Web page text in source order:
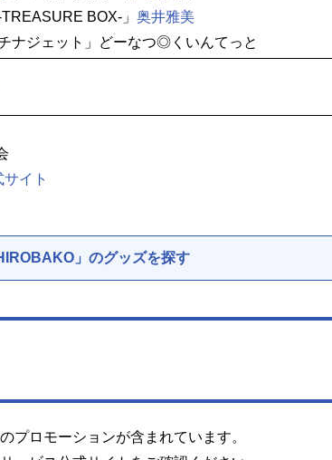
BOX-」 奥井雅美
ナジェット」どーなつ◎くいんてっと
イト
」のグッズを探す
プロモーションが含まれています。